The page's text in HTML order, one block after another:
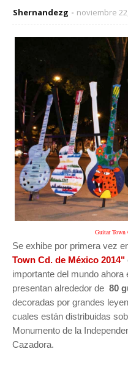
Shernandezg noviembre
Guitar Town
Se exhibe por primera vez
Town Cd. de México 2014"
importante del mundo
presentan alrededor de 80
decoradas por grandes
cuales están distribuidas
Monumento de la
Cazadora.